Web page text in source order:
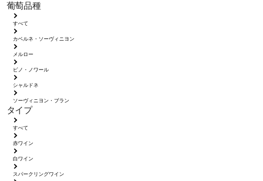
葡萄品種
すべて
カベルネ・ソーヴィニヨン
メルロー
ピノ・ノワール
シャルドネ
ソーヴィニヨン・ブラン
タイプ
すべて
赤ワイン
白ワイン
スパークリングワイン